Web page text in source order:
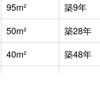
95m²
築9年
50m²
築28年
40m²
築48年